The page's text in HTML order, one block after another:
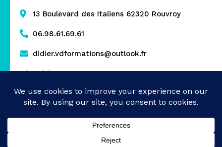
13 Boulevard des Italiens 62320 Rouvroy
06.98.61.69.61
didier.vdformations@outlook.fr
Rejoignez-nous
Politique de confidentialité